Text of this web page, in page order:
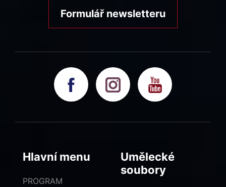
Formulář newsletteru
Hlavní menu
PROGRAM
Umělecké
soubory